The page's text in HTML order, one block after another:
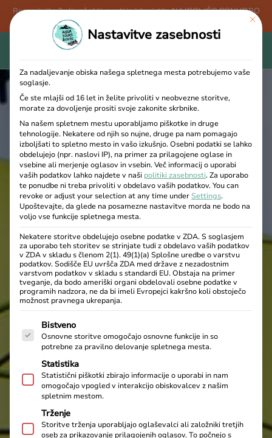
Rezervirajte 3 ali več aktivnosti in izkoristite NAJBOLJŠO PONUDBO
- 15 % POPUSTA + BREZPLAČNO majico Aqua Tours Bovec!
This
Nastavitve zasebnosti
Za nadaljevanje obiska našega spletnega mesta potrebujemo vaše
soglasje.
Če ste mlajši od 16 let in želite privoliti v neobvezne storitve,
morate za dovoljenje prositi svoje zakonite skrbnike.
Na našem spletnem mestu uporabljamo piškotke in druge
tehnologije. Nekatere od njih so nujne, druge pa nam pomagajo
izboljšati to spletno mesto in vašo izkušnjo.Osebni podatki se lahko
obdelujejo (npr. naslovi IP), na primer za prilagojene oglase in
vsebine ali merjenje oglasov in vsebin.Več informacij o uporabi
vaših podatkov lahko najdete v naši politiki zasebnosti.Za uporabo
te ponudbe ni treba privoliti v obdelavo vaših podatkov.You can
revoke or adjust your selection at any time under Settings.
Upoštevajte, da glede na posamezne nastavitve morda ne bodo na
voljo vse funkcije spletnega mesta.
Nekatere storitve obdelujejo osebne podatke v ZDA. S soglasjem
za uporabo teh storitev se strinjate tudi z obdelavo vaših podatkov
v ZDA v skladu s členom 2(1). 49(1)(a) Splošne uredbe o varstvu
podatkov. Sodišče EU uvršča ZDA med države z nezadostnim
varstvom podatkov v skladu s standardi EU. Obstaja na primer
tveganje, da bodo ameriški organi obdelovali osebne podatke v
programih nadzora, ne da bi imeli Evropejci kakršno koli obstoječo
možnost pravnega ukrepanja.
V nadaljevanju je seznam skupin storitev, za katere je
Bistveno
Osnovne storitve omogočajo osnovne funkcije in so
potrebne za pravilno delovanje spletnega mesta.
Statistika
Statistični piškotki zbirajo informacije o uporabi in nam
omogočajo vpogled v interakcijo obiskovalcev z našim
spletnim mestom.
Trženje
Storitve trženja uporabljajo oglaševalci ali založniki tretjih
oseb za prikazovanje prilagojenih oglasov. To počnejo s